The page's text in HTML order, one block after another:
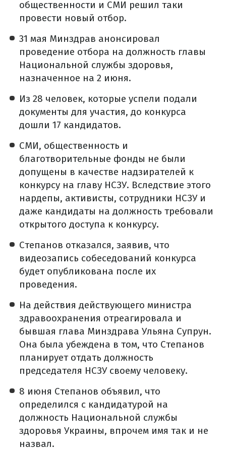
общественности и СМИ решил таки
провести новый отбор.
31 мая Минздрав анонсировал
проведение отбора на должность главы
Национальной службы здоровья,
назначенное на 2 июня.
Из 28 человек, которые успели подали
документы для участия, до конкурса
дошли 17 кандидатов.
СМИ, общественность и
благотворительные фонды не были
допущены в качестве надзирателей к
конкурсу на главу НСЗУ. Вследствие этого
нардепы, активисты, сотрудники НСЗУ и
даже кандидаты на должность требовали
открытого доступа к конкурсу.
Степанов отказался, заявив, что
видеозапись собеседований конкурса
будет опубликована после их
проведения.
На действия действующего министра
здравоохранения отреагировала и
бывшая глава Минздрава Ульяна Супрун.
Она была убеждена в том, что Степанов
планирует отдать должность
председателя НСЗУ своему человеку.
8 июня Степанов объявил, что
определился с кандидатурой на
должность Национальной службы
здоровья Украины, впрочем имя так и не
назвал.